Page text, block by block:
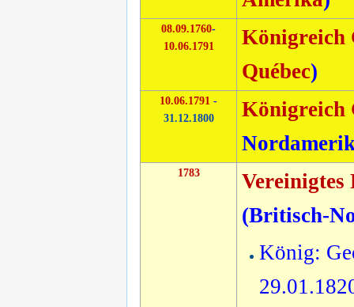
08.09.1760-
10.06.1791
Königreich
Québec)
10.06.1791 -
31.12.1800
Königreich
1783
(Britisch-
König: